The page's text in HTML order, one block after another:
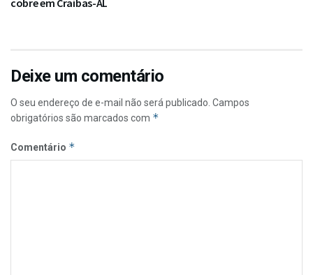
cobre em Craíbas-AL
Deixe um comentário
O seu endereço de e-mail não será publicado. Campos
obrigatórios são marcados com *
Comentário *